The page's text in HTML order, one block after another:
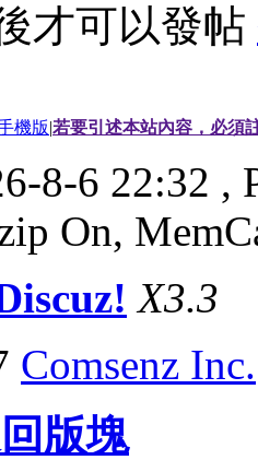
才可以發帖
機版|若要引述本站內容，必須
8-6 22:32 ,
On,
X3.3
Comsenz Inc.
版塊